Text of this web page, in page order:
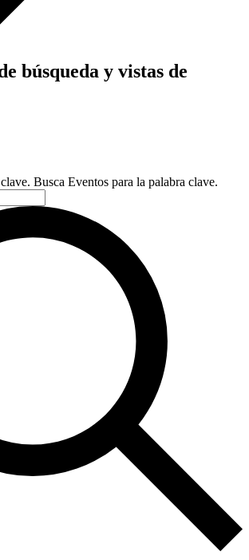
búsqueda y vistas de
Busca Eventos para la palabra clave.